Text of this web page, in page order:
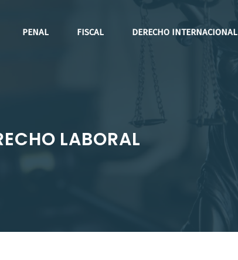
PENAL FISCAL DERECHO INTERNACIONAL
LABORAL